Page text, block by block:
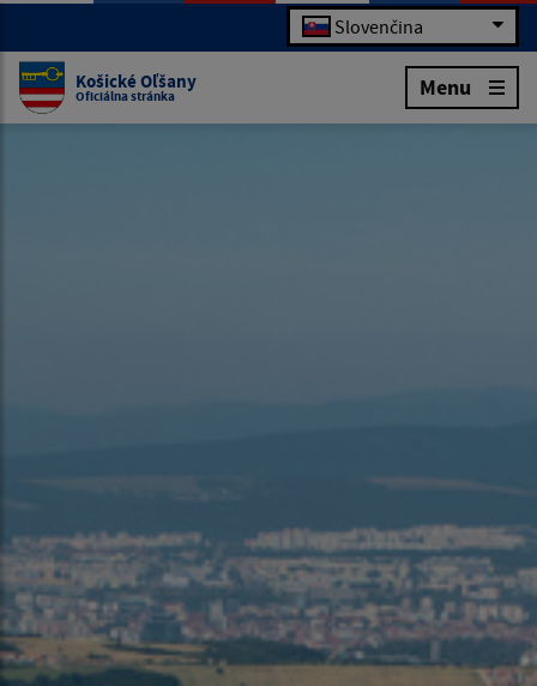
Slovenčina
Košické Oľšany
Oficiálna stránka Menu